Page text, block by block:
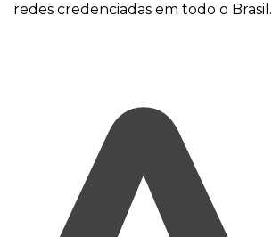
redes credenciadas em todo o Brasil.